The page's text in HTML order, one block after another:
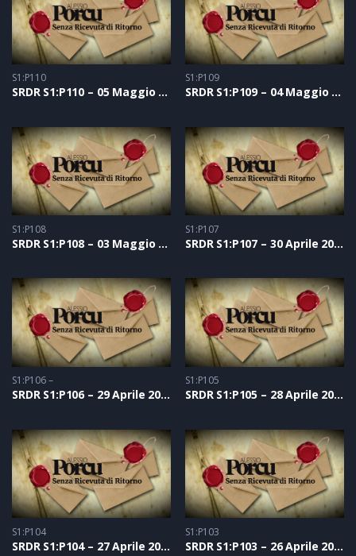
S1:P110
SRDR S1:P110 – 05 Maggio 2021
S1:P109
SRDR S1:P109 – 04 Maggio 2021
S1:P108
SRDR S1:P108 – 03 Maggio 2021
S1:P107
SRDR S1:P107 – 30 Aprile 2021
S1:P106 –
SRDR S1:P106 – 29 Aprile 2021
S1:P105
SRDR S1:P105 – 28 Aprile 2021
S1:P104
SRDR S1:P104 – 27 Aprile 2021
S1:P103
SRDR S1:P103 – 26 Aprile 2021